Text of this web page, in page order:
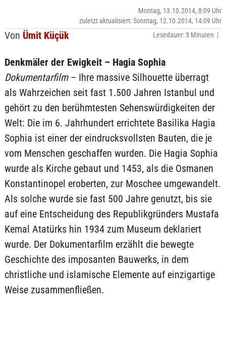
Von Ümit Küçük
Montag, 13.10.2014, 8:09 Uhr
zuletzt aktualisiert: Sonntag, 12.10.2014, 14:09 Uhr
Lesedauer: 3 Minuten |
Denkmäler der Ewigkeit – Hagia Sophia
Dokumentarfilm – Ihre massive Silhouette überragt
als Wahrzeichen seit fast 1.500 Jahren Istanbul und
gehört zu den berühmtesten Sehenswürdigkeiten der
Welt: Die im 6. Jahrhundert errichtete Basilika Hagia
Sophia ist einer der eindrucksvollsten Bauten, die je
vom Menschen geschaffen wurden. Die Hagia Sophia
wurde als Kirche gebaut und 1453, als die Osmanen
Konstantinopel eroberten, zur Moschee umgewandelt.
Als solche wurde sie fast 500 Jahre genutzt, bis sie
auf eine Entscheidung des Republikgründers Mustafa
Kemal Atatürks hin 1934 zum Museum deklariert
wurde. Der Dokumentarfilm erzählt die bewegte
Geschichte des imposanten Bauwerks, in dem
christliche und islamische Elemente auf einzigartige
Weise zusammenfließen.